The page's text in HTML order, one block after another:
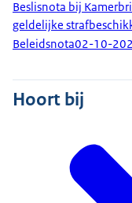
Beslisnota bij
geldelijke
Beleidsnota02-10-
Hoort bij